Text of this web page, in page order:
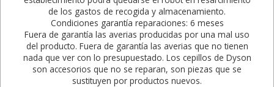
de los gastos de recogida y almacenamiento.
Condiciones garantía reparaciones: 6 meses
Fuera de garantía las averias producidas por una mal uso
del producto. Fuera de garantía las averias que no tienen
nada que ver con lo presupuestado. Los cepillos de Dyson
son accesorios que no se reparan, son piezas que se
sustituyen por productos nuevos.